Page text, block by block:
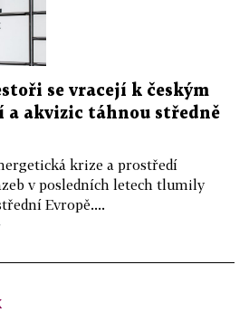
se vracejí k českým
a akvizic táhnou středně
krize a prostředí
v posledních letech tlumily
Evropě....